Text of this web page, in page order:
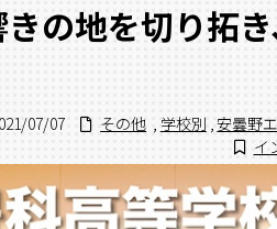
の地を切り拓
07/07 その他 , 学校別 ,安曇野
イ